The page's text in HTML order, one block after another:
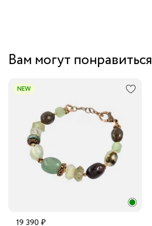
Вам могут понравиться
NEW
19 390 ₽